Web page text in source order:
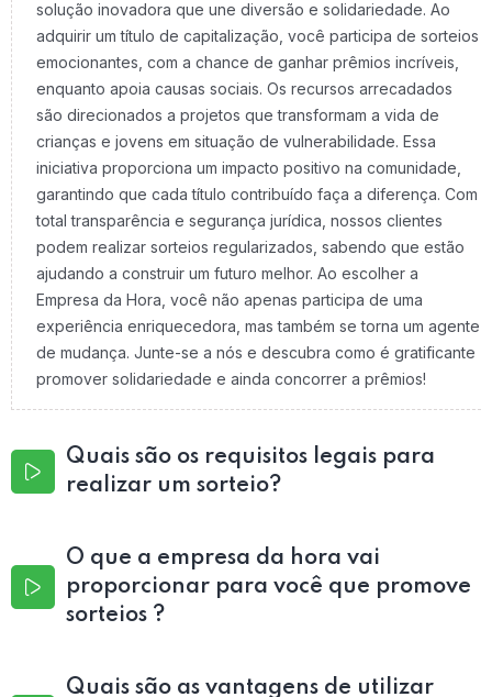
solução inovadora que une diversão e solidariedade. Ao
adquirir um título de capitalização, você participa de sorteios
emocionantes, com a chance de ganhar prêmios incríveis,
enquanto apoia causas sociais. Os recursos arrecadados
são direcionados a projetos que transformam a vida de
crianças e jovens em situação de vulnerabilidade. Essa
iniciativa proporciona um impacto positivo na comunidade,
garantindo que cada título contribuído faça a diferença. Com
total transparência e segurança jurídica, nossos clientes
podem realizar sorteios regularizados, sabendo que estão
ajudando a construir um futuro melhor. Ao escolher a
Empresa da Hora, você não apenas participa de uma
experiência enriquecedora, mas também se torna um agente
de mudança. Junte-se a nós e descubra como é gratificante
promover solidariedade e ainda concorrer a prêmios!
Quais são os requisitos legais para
realizar um sorteio?
O que a empresa da hora vai
proporcionar para você que promove
sorteios ?
Quais são as vantagens de utilizar